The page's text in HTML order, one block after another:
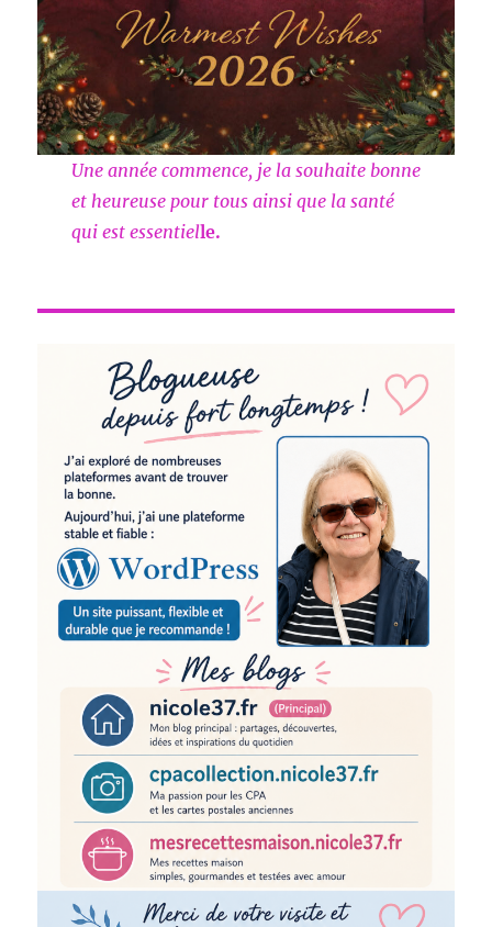
Une année commence, je la souhaite bonne
et heureuse pour tous ainsi que la santé
qui est essentielle.